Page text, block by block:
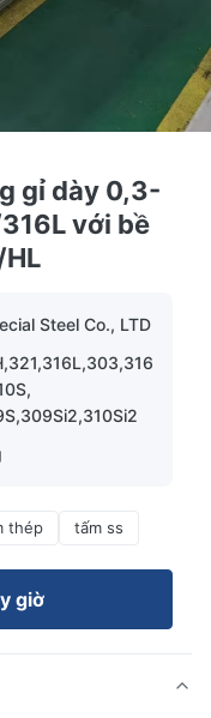
gỉ dày 0,3-
với bề
Steel Co., LTD
thép tấm ss
giờ